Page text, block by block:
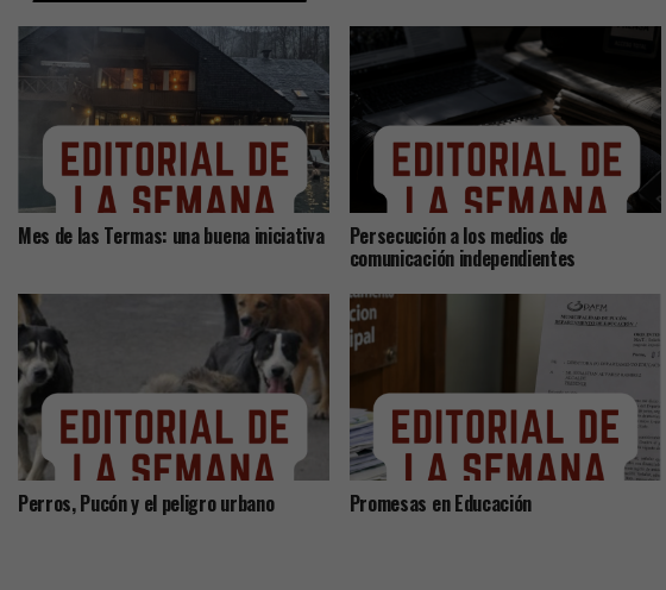
Mes de las Termas: una buena iniciativa Persecución a los medios de
comunicación independientes
Perros, Pucón y el peligro urbano Promesas en Educación